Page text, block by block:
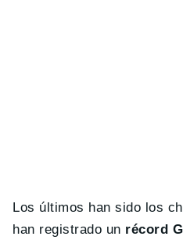
Los últimos han sido los
han registrado un récord